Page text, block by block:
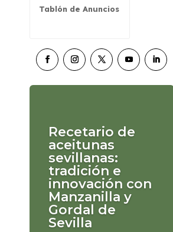
Tablón de Anuncios
Recetario de
aceitunas
sevillanas:
tradición e
innovación con
Manzanilla y
Gordal de
Sevilla